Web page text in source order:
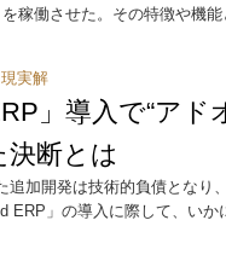
を稼働させた。その特徴や機
実解
」導入で“ア
決断とは
追加開発は技術的負債となり
ERP」の導入に際して、いか